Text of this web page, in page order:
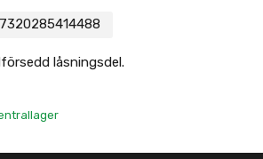
7320285414488
låsningsdel.